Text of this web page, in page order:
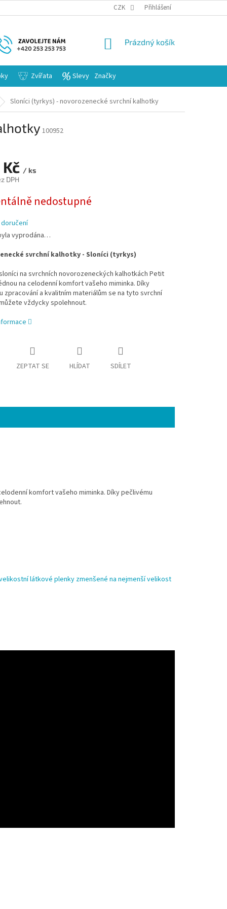
CZK Přihlášení
NÁKUPNÍ
Prázdný košík
Zvířata Slevy Značky
Sloníci (tyrkys) - novorozenecké svrchní kalhotky
100952
/ ks
DPH
nedostupné
vyprodána…
svrchní kalhotky - Sloníci (tyrkys)
na svrchních novorozeneckých kalhotkách Petit
na celodenní komfort vašeho miminka. Díky
zpracování a kvalitním materiálům se na tyto svrchní
vždycky spolehnout.
ZEPTAT SE HLÍDAT SDÍLET
komfort vašeho miminka. Díky pečlivému
látkové plenky zmenšené na nejmenší velikost